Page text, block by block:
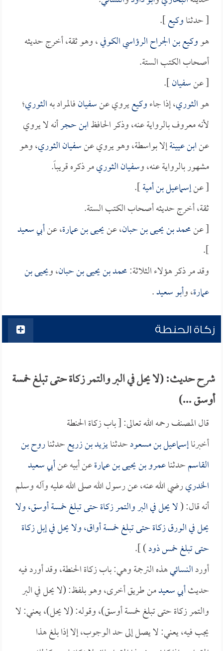
[ حدثناوكيع].
هووكيع بن الجراح الرؤاسي الكوفي، وهو ثقة، أخرج حديثه
أصحاب الكتب الستة.
[ عنسفيان].
هوالثوري، إذا جاءوكيعيروي عنسفيانفالمراد بهالثوري؛
لأنه معروف بالرواية عنه، وذكر الحافظابن حجرأنه لا يروي
عنابن عيينةإلا بواسطة، وهو يروي عنسفيان الثوري، وهو
مشهور بالرواية عنه، وسفيان الثوريمر ذكره قريباً.
[ عنإسماعيل بن أمية].
ثقة، أخرج حديثه أصحاب الكتب الستة.
[ عنمحمد بن يحيى بن حبان، عنيحيى بن عمارة، عنأبي سعيد
].
وقد مر ذكر هؤلاء الثلاثة:محمد بن يحيى بن حبان، ويحيى بن
عمارة، وأبو سعيد.
زكاة الحنطة
شرح حديث: (لا يحل في البر والتمر زكاة حتى تبلغ خمسة
أوسق ...)
قال المصنف رحمه الله تعالى: [ باب زكاة الحنطة
أخبرناإسماعيل بن مسعودحدثنايزيد بن زريعحدثناروح بن
القاسمحدثناعمرو بن يحيى بن عمارةعن أبيه عنأبي سعيد
الخدريرضي الله عنه، عن رسول الله صلى الله عليه وآله وسلم
أنه قال: (لا يحل في البر والتمر زكاة حتى تبلغ خمسة أوسق، ولا
يحل في الورق زكاة حتى تبلغ خمسة أواق، ولا يحل في إبل زكاة
حتى تبلغ خمس ذود) ].
أوردالنسائيهذه الترجمة وهي: باب زكاة الحنطة، وقد أورد فيه
حديثأبي سعيدمن طريق أخرى، وهو بلفظ: (لا يحل في البر
والتمر زكاة حتى تبلغ خمسة أوسق)، وقوله: (لا يحل)، يعني: لا
يجب فيه، يعني: لا يصل إلى حد الوجوب، إلا إذا بلغ هذا